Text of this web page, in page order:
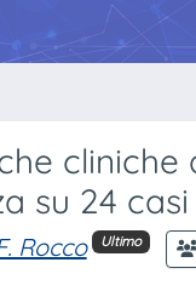
cliniche
su 24 casi
Rocco Ultimo